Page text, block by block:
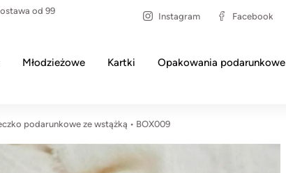
od 99
Instagram Facebook
Młodzieżowe Kartki Opakowania podarunkowe
podarunkowe ze wstążką • BOX009